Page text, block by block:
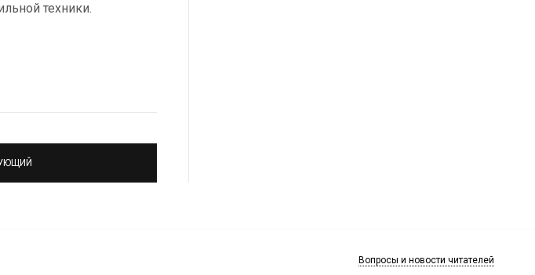
техники.
Вопросы и новости читателей